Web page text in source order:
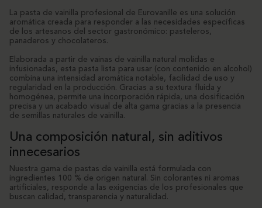
La pasta de vainilla profesional de Eurovanille es una solución
aromática creada para responder a las necesidades específicas
de los artesanos del sector gastronómico: pasteleros,
panaderos y chocolateros.
Elaborada a partir de vainas de vainilla natural molidas e
infusionadas, esta pasta lista para usar (con contenido en alcohol)
combina una intensidad aromática notable, facilidad de uso y
regularidad en la producción. Gracias a su textura fluida y
homogénea, permite una incorporación rápida, una dosificación
precisa y un acabado visual de alta gama gracias a la presencia
de semillas naturales de vainilla.
Una composición natural, sin aditivos
innecesarios
Nuestra gama de pastas de vainilla está formulada con
ingredientes 100 % de origen natural. Sin colorantes ni aromas
artificiales, responde a las exigencias de los profesionales que
buscan calidad, transparencia y naturalidad.